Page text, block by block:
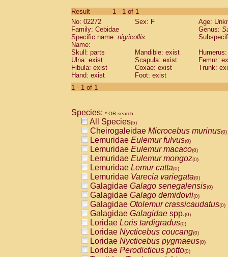
CebidaeSaguinus labiatus(0)
Cebidae Saguinus leucopus (0)
Cebidae
CebidaeSaguinus mystax
Cebidae Saguinus nigricollis (1)
Cebidae Saguinus oedipus
Cebidae Saguinus weddelli
Cebidae Saguinusspp.
Cebidae
CebidaeCebus capucinus
CebidaeCebus nigrivittatus
CebidaeCebus spp.(0)
CebidaeSaimiri boliviensis(0)
CebidaeSaimiri sciureus(0)
AtelidaeAlouatta caraya(0)
AtelidaeAlouatta fusca(0)
AtelidaeAlouatta seniculus(0)
AtelidaeAlouattaspp.(0)
AtelidaeAteles belzebuth(0)
AtelidaeAteles geoffroyi(0)
AtelidaeAteles paniscus(0)
AtelidaeAtelesspp.(0)
AtelidaeLagothrix lagothricha(0)
AtelidaeLagothrix lagothricha cana
PitheciidaeCacajao calvus
Result-----------1 - 1 of 1
No: 02272
Sex: F
Age:
Family: Cebidae
Genus:
Specific name: nigricollis
Name:
Skull: parts
Mandible: exist
Ulna: exist
Scapula: exist
Femur:
Fibula: exist
Coxae: exist
Trunk:
Hand: exist
Foot: exist
1 - 1 of 1
Species: * OR search
All Species(5)
Cheirogaleidae Microcebus murinus(0)
Lemuridae Eulemur fulvus(0)
Lemuridae Eulemur macaco(0)
Lemuridae Eulemur mongoz(0)
Lemuridae Lemur catta(0)
Lemuridae Varecia variegata(0)
Galagidae Galago senegalensis(0)
Galagidae Galago demidovii(0)
Galagidae Otolemur crassicaudatus(0)
Galagidae Galagidae spp.(0)
Loridae Loris tardigradus(0)
Loridae Nycticebus coucang(0)
Loridae Nycticebus pygmaeus(0)
Loridae Perodicticus potto(0)